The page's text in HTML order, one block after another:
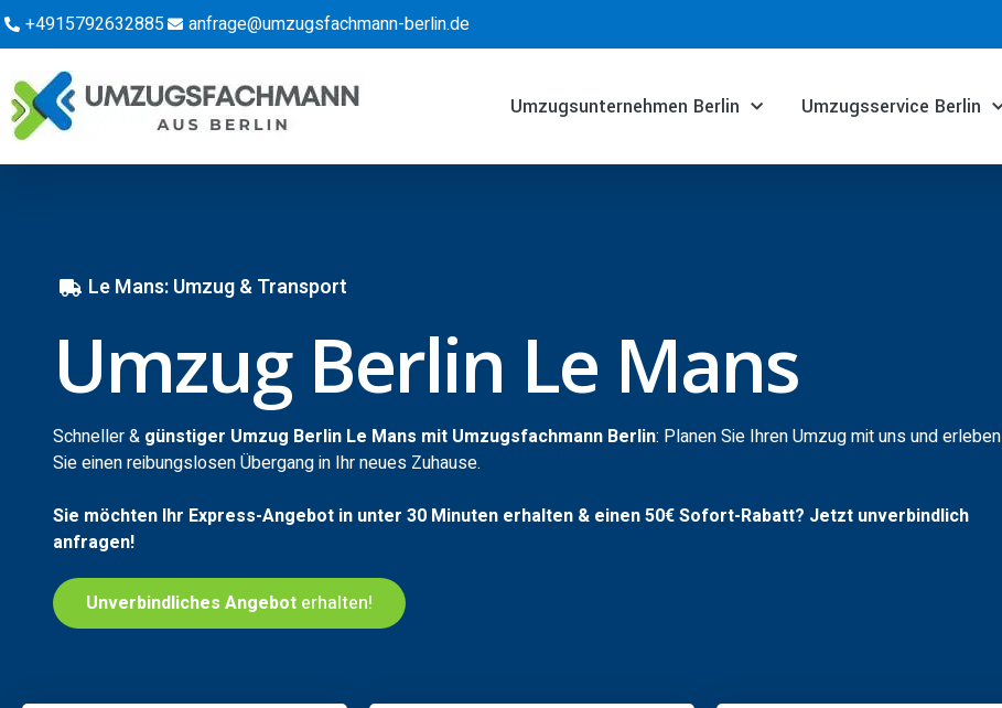
+4915792632885 anfrage@umzugsfachmann-berlin.de
Umzugsunternehmen Berlin Umzugsservice Berlin
Le Mans: Umzug & Transport
Umzug Berlin Le Mans
Schneller & günstiger Umzug Berlin Le Mans mit Umzugsfachmann Berlin: Planen Sie Ihren Umzug mit uns und erleben
Sie einen reibungslosen Übergang in Ihr neues Zuhause.
Sie möchten Ihr Express-Angebot in unter 30 Minuten erhalten & einen50€Sofort-Rabatt? Jetzt unverbindlich
anfragen!
Unverbindliches Angebot erhalten!